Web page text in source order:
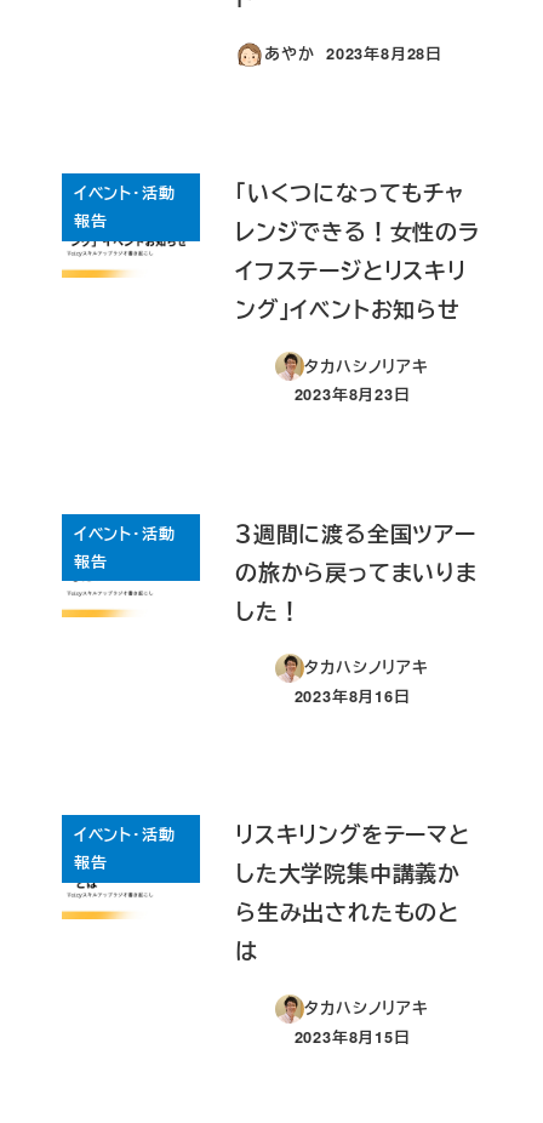
あやか
投稿日
2023年8月28日
イベント・活動
報告
「いくつになってもチャ
レンジできる！女性のラ
イフステージとリスキリ
ング」イベントお知らせ
タカハシノリアキ
投稿日
2023年8月23日
イベント・活動
報告
３週間に渡る全国ツアー
の旅から戻ってまいりま
した！
タカハシノリアキ
投稿日
2023年8月16日
イベント・活動
報告
リスキリングをテーマと
した大学院集中講義か
ら生み出されたものと
は
タカハシノリアキ
投稿日
2023年8月15日